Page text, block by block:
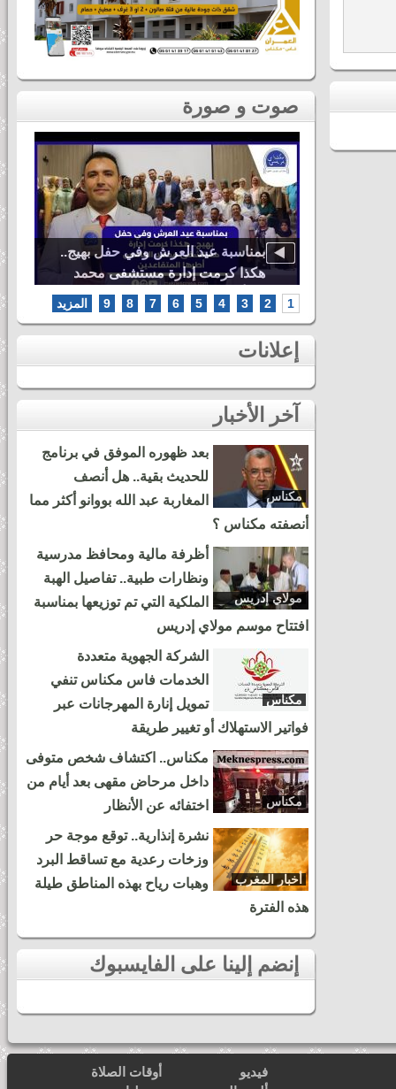
بمناسبة عيد العرش وفي حفل بهيج..
هكذا كرمت إدارة مستشفى محمد
الخامس أطرها المتقاعدين
1
2
3
4
5
6
7
8
9 المزيد
مكناس
بعد ظهوره الموفق في برنامج
للحديث بقية.. هل أنصف
المغاربة عبد الله بووانو أكثر مما
أنصفته مكناس ؟
مولاي إدريس
زرهون
أظرفة مالية ومحافظ مدرسية
ونظارات طبية.. تفاصيل الهبة
الملكية التي تم توزيعها بمناسبة
افتتاح موسم مولاي إدريس
مكناس
الشركة الجهوية متعددة
الخدمات فاس مكناس تنفي
تمويل إنارة المهرجانات عبر
فواتير الاستهلاك أو تغيير طريقة
مكناس
مكناس.. اكتشاف شخص متوفى
داخل مرحاض مقهى بعد أيام من
اختفائه عن الأنظار
أخبار المغرب
نشرة إنذارية.. توقع موجة حر
وزخات رعدية مع تساقط البرد
وهبات رياح بهذه المناطق طيلة
هذه الفترة
فيديو
أوقات الصلاة